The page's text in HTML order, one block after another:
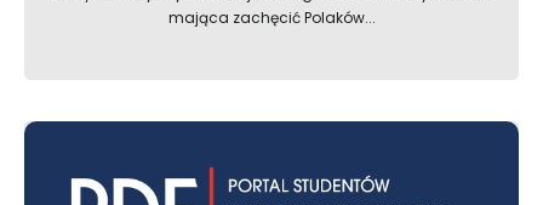
mająca zachęcić Polaków...